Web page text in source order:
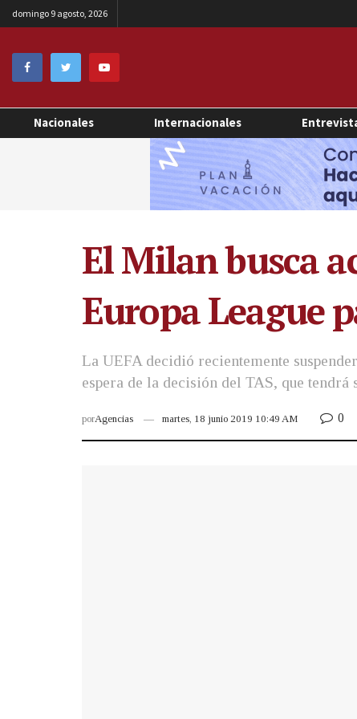
domingo 9 agosto, 2026
Nacionales Internacionales
El Milan busca
Europa League
La UEFA decidió recientemente
espera de la decisión del TAS, que
porAgencias martes, 18 junio 2019 10:49 AM 0